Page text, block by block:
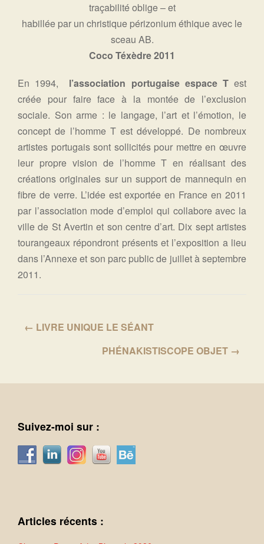
traçabilité oblige – et
habillée par un christique périzonium éthique avec le
sceau AB.
Coco Téxèdre 2011
En 1994, l’association portugaise espace Test
créée pour faire face à la montée de l’exclusion
sociale. Son arme : le langage, l’art et l’émotion, le
concept de l’homme T est développé. De nombreux
artistes portugais sont sollicités pour mettre en œuvre
leur propre vision de l’homme T en réalisant des
créations originales sur un support de mannequin en
fibre de verre. L’idée est exportée en France en 2011
par l’association mode d’emploi qui collabore avec la
ville de St Avertin et son centre d’art. Dix sept artistes
tourangeaux répondront présents et l’exposition a lieu
dans l’Annexe et son parc public de juillet à septembre
2011.
← LIVRE UNIQUE LE SÉANT
PHÉNAKISTISCOPE OBJET →
Suivez-moi sur :
Articles récents :